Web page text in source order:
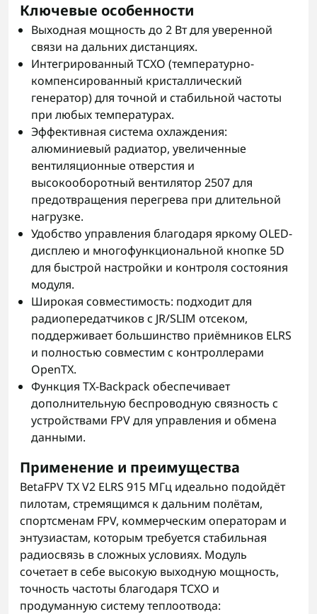
Ключевые особенности
Выходная мощность до 2 Вт для уверенной
связи на дальних дистанциях.
Интегрированный TCXO (температурно-
компенсированный кристаллический
генератор) для точной и стабильной частоты
при любых температурах.
Эффективная система охлаждения:
алюминиевый радиатор, увеличенные
вентиляционные отверстия и
высокооборотный вентилятор 2507 для
предотвращения перегрева при длительной
нагрузке.
Удобство управления благодаря яркому OLED-
дисплею и многофункциональной кнопке 5D
для быстрой настройки и контроля состояния
модуля.
Широкая совместимость: подходит для
радиопередатчиков с JR/SLIM отсеком,
поддерживает большинство приёмников ELRS
и полностью совместим с контроллерами
OpenTX.
Функция TX-Backpack обеспечивает
дополнительную беспроводную связность с
устройствами FPV для управления и обмена
данными.
Применение и преимущества
BetaFPV TX V2 ELRS 915 МГц идеально подойдёт
пилотам, стремящимся к дальним полётам,
спортсменам FPV, коммерческим операторам и
энтузиастам, которым требуется стабильная
радиосвязь в сложных условиях. Модуль
сочетает в себе высокую выходную мощность,
точность частоты благодаря TCXO и
продуманную систему теплоотвода: